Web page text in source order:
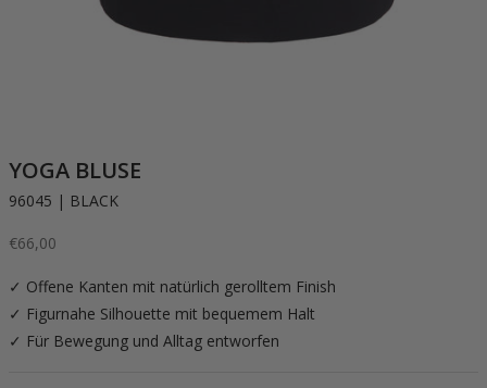
YOGA BLUSE
96045 | BLACK
Angebot
€66,00
✓ Offene Kanten mit natürlich gerolltem Finish
✓ Figurnahe Silhouette mit bequemem Halt
✓ Für Bewegung und Alltag entworfen